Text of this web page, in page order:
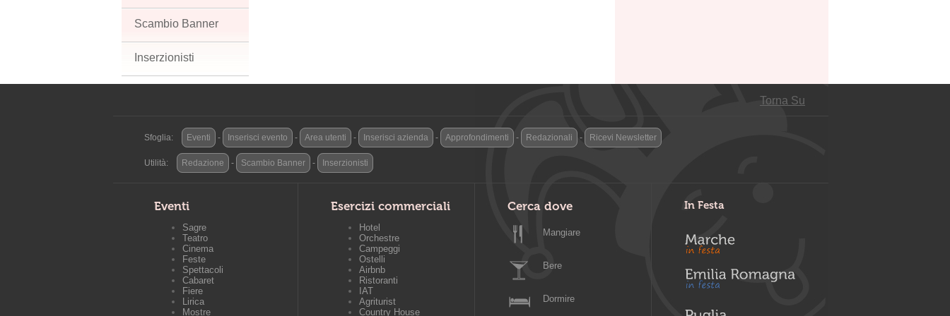
Scambio Banner
Inserzionisti
Torna Su
Sfoglia: Eventi - Inserisci evento - Area utenti - Inserisci azienda - Approfondimenti - Redazionali - Ricevi Newsletter
Utilità: Redazione - Scambio Banner - Inserzionisti
Eventi
Sagre
Teatro
Cinema
Feste
Spettacoli
Cabaret
Fiere
Lirica
Mostre
Esercizi commerciali
Hotel
Orchestre
Campeggi
Ostelli
Airbnb
Ristoranti
IAT
Agriturist
Country House
Cerca dove
Mangiare
Bere
Dormire
In Festa